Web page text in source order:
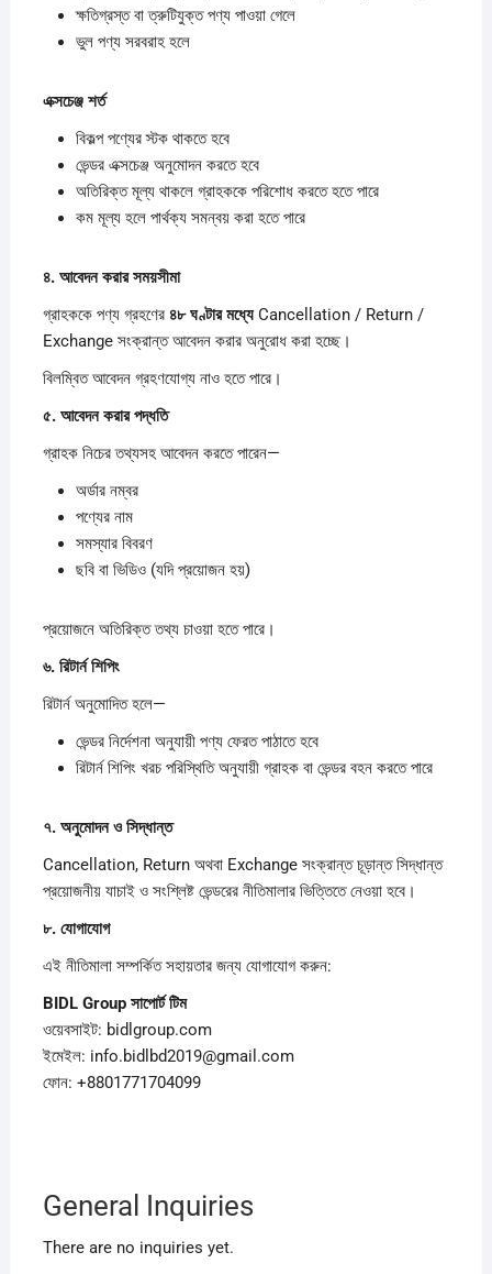
ক্ষতিগ্রস্ত বা ত্রুটিযুক্ত পণ্য পাওয়া গেলে
ভুল পণ্য সরবরাহ হলে
এক্সচেঞ্জ শর্ত
বিকল্প পণ্যের স্টক থাকতে হবে
ভেন্ডর এক্সচেঞ্জ অনুমোদন করতে হবে
অতিরিক্ত মূল্য থাকলে গ্রাহককে পরিশোধ করতে হতে পারে
কম মূল্য হলে পার্থক্য সমন্বয় করা হতে পারে
৪. আবেদনকরারসময়সীমা
গ্রাহককে পণ্য গ্রহণের ৪৮ঘণ্টারমধ্যেCancellation / Return /
Exchange সংক্রান্ত আবেদন করার অনুরোধ করা হচ্ছে।
বিলম্বিত আবেদন গ্রহণযোগ্য নাও হতে পারে।
৫. আবেদনকরারপদ্ধতি
গ্রাহক নিচের তথ্যসহ আবেদন করতে পারেন—
অর্ডার নম্বর
পণ্যের নাম
সমস্যার বিবরণ
ছবি বা ভিডিও (যদি প্রয়োজন হয়)
প্রয়োজনে অতিরিক্ত তথ্য চাওয়া হতে পারে।
৬. রিটার্নশিপিং
রিটার্ন অনুমোদিত হলে—
ভেন্ডর নির্দেশনা অনুযায়ী পণ্য ফেরত পাঠাতে হবে
রিটার্ন শিপিং খরচ পরিস্থিতি অনুযায়ী গ্রাহক বা ভেন্ডর বহন করতে পারে
৭. অনুমোদনওসিদ্ধান্ত
Cancellation, Return অথবা Exchange সংক্রান্ত চূড়ান্ত সিদ্ধান্ত
প্রয়োজনীয় যাচাই ও সংশ্লিষ্ট ভেন্ডরের নীতিমালার ভিত্তিতে নেওয়া হবে।
৮. যোগাযোগ
এই নীতিমালা সম্পর্কিত সহায়তার জন্য যোগাযোগ করুন:
BIDL Group সাপোর্টটিম
ওয়েবসাইট: bidlgroup.com
ইমেইল: info.bidlbd2019@gmail.com
ফোন: +8801771704099
General Inquiries
There are no inquiries yet.